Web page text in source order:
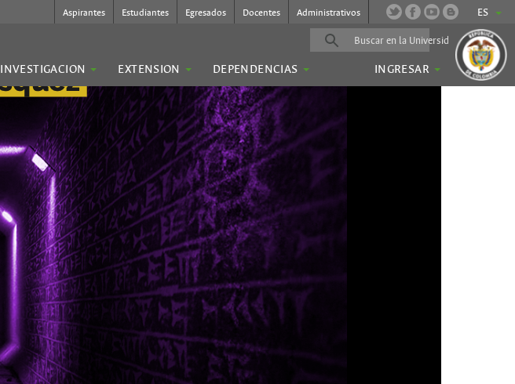
ES
Aspirantes Estudiantes Egresados Docentes Administrativos
INVESTIGACION EXTENSION DEPENDENCIAS
INGRESAR